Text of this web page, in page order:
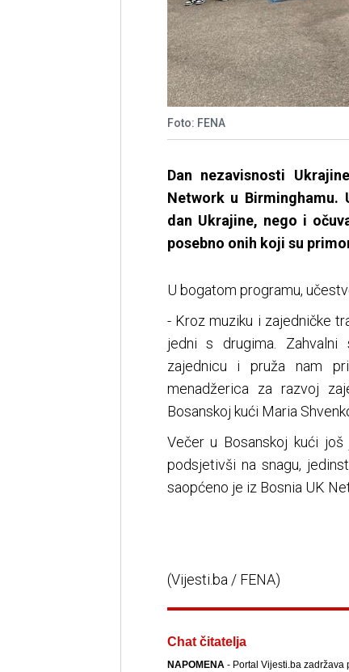
Foto: FENA
Dan nezavisnosti
Network u Birminghamu.
dan Ukrajine, nego i
posebno onih koji su
U bogatom programu,
- Kroz muziku i zajedničke
jedni s drugima.
zajednicu i pruža nam
menadžerica za razvoj
Bosanskoj kući Maria
Večer u Bosanskoj kući
podsjetivši na snagu,
saopćeno je iz Bosnia UK
(Vijesti.ba / FENA)
Chat čitatelja
NAPOMENA- Portal Vijesti.ba zadržava